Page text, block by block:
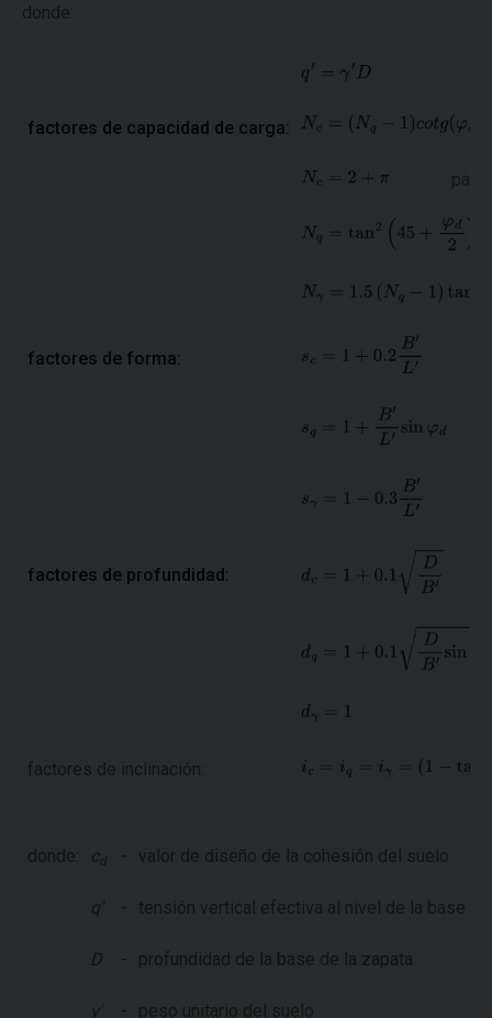
donde:
factores de capacidad de carga:
para:
factores de forma:
factores de profundidad:
factores de inclinación:
donde: c d - valor de diseño de la cohesión del suelo
q' - tensión vertical efectiva al nivel de la base
D - profundidad de la base de la zapata
γ' - peso unitario del suelo